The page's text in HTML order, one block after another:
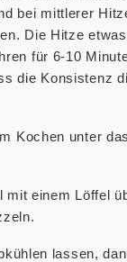
bei mittlerer
Die Hitze
für 6-10
die Konsistenz